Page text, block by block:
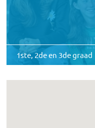
1ste, 2de en 3de graad